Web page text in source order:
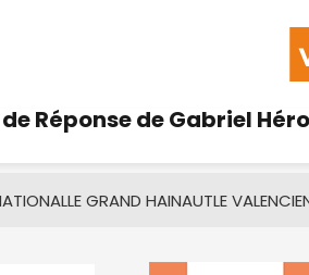
Réponse de Gabriel
LE GRAND HAINAUTLE